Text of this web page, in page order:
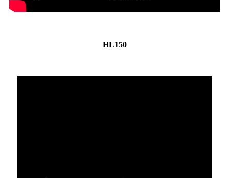
HL150